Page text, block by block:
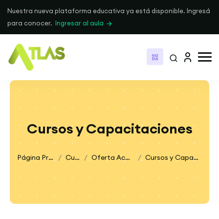
Nuestra nueva plataforma educativa ya está disponible. Ingresá
para conocer. Ingresar al aula
Cursos y Capacitaciones
Página Principal Cursos Oferta Académica Cursos y Capacitaciones